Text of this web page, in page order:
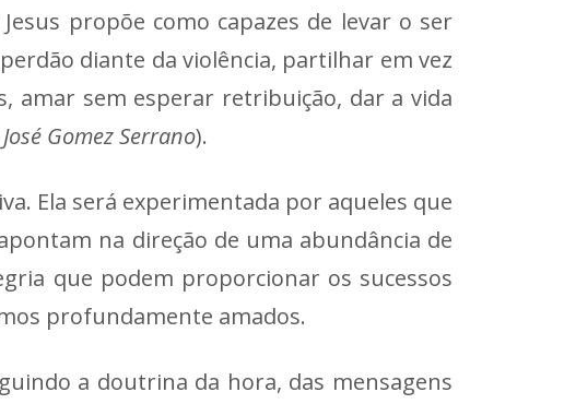
propõe como capazes de levar o ser
diante da violência, partilhar em vez
amar sem esperar retribuição, dar a vida
Gomez Serrano).
Ela será experimentada por aqueles que
na direção de uma abundância de
que podem proporcionar os sucessos
profundamente amados.
a doutrina da hora, das mensagens